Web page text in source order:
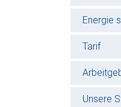
Energie
Tarif
Unsere